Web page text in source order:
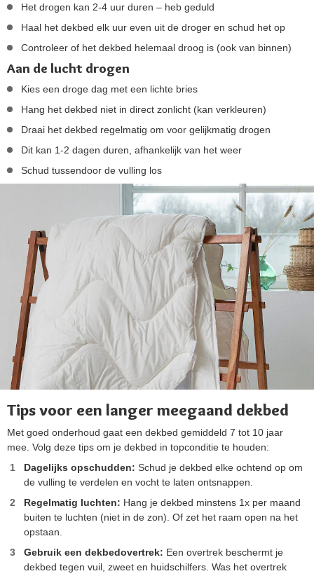
Het drogen kan 2-4 uur duren – heb geduld
Haal het dekbed elk uur even uit de droger en schud het op
Controleer of het dekbed helemaal droog is (ook van binnen)
Aan de lucht drogen
Kies een droge dag met een lichte bries
Hang het dekbed niet in direct zonlicht (kan verkleuren)
Draai het dekbed regelmatig om voor gelijkmatig drogen
Dit kan 1-2 dagen duren, afhankelijk van het weer
Schud tussendoor de vulling los
Tips voor een langer meegaand dekbed
Met goed onderhoud gaat een dekbed gemiddeld 7 tot 10 jaar
mee. Volg deze tips om je dekbed in topconditie te houden:
Dagelijks opschudden: Schud je dekbed elke ochtend op om
de vulling te verdelen en vocht te laten ontsnappen.
Regelmatig luchten: Hang je dekbed minstens 1x per maand
buiten te luchten (niet in de zon). Of zet het raam open na het
opstaan.
Gebruik een dekbedovertrek: Een overtrek beschermt je
dekbed tegen vuil, zweet en huidschilfers. Was het overtrek